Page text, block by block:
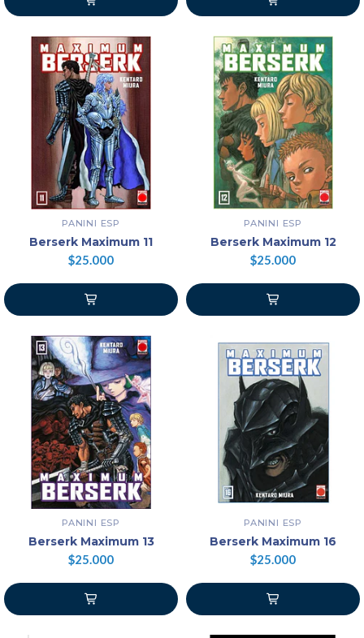
PANINI ESP
Berserk Maximum 11
$25.000
PANINI ESP
Berserk Maximum 12
$25.000
PANINI ESP
Berserk Maximum 13
$25.000
PANINI ESP
Berserk Maximum 16
$25.000